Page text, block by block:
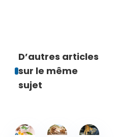
D’autres articles
sur le même
sujet